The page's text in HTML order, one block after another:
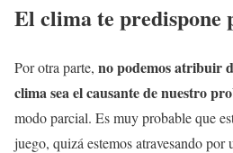
El clima te predispone
Por otra parte, no podemos atribuir
clima sea el causante de nuestro
modo parcial. Es muy probable que
juego, quizá estemos atravesando por